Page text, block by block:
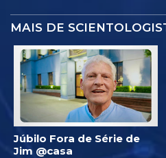
MAIS DE
Júbilo Fora de Série de
Jim @casa